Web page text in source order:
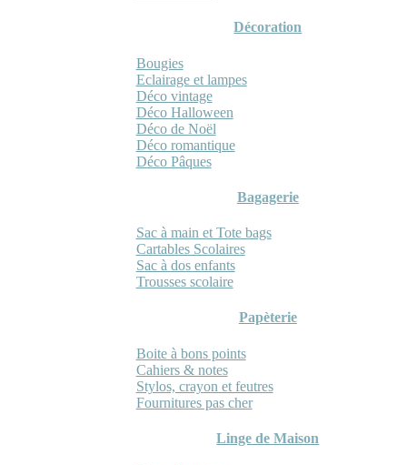
Décoration
Bougies
Eclairage et lampes
Déco vintage
Déco Halloween
Déco de Noël
Déco romantique
Déco Pâques
Bagagerie
Sac à main et Tote bags
Cartables Scolaires
Sac à dos enfants
Trousses scolaire
Papèterie
Boite à bons points
Cahiers & notes
Stylos, crayon et feutres
Fournitures pas cher
Linge de Maison